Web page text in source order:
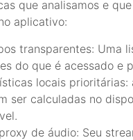
que analisamos e
aplicativo:
transparentes: Uma
do que é acessado e
locais prioritárias:
ser calculadas no
de áudio: Seu